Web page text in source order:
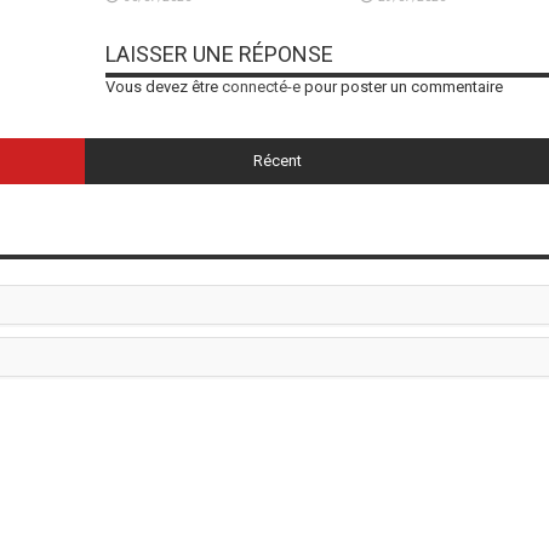
LAISSER UNE RÉPONSE
Vous devez être connecté-epour poster un commentaire
Récent